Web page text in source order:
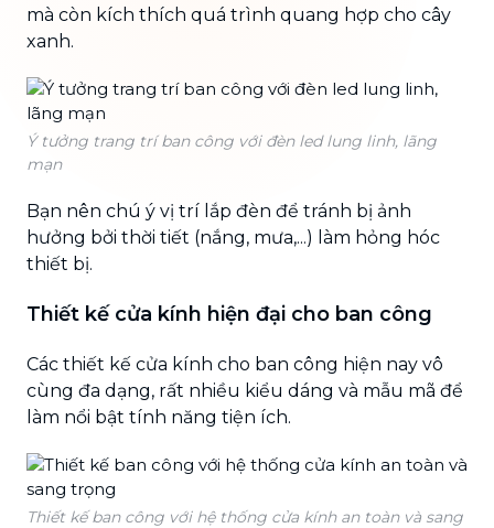
mà còn kích thích quá trình quang hợp cho cây
xanh.
Ý tưởng trang trí ban công với đèn led lung linh, lãng
mạn
Bạn nên chú ý vị trí lắp đèn để tránh bị ảnh
hưởng bởi thời tiết (nắng, mưa,...) làm hỏng hóc
thiết bị.
Thiết kế cửa kính hiện đại cho ban công
Các thiết kế cửa kính cho ban công hiện nay vô
cùng đa dạng, rất nhiều kiểu dáng và mẫu mã để
làm nổi bật tính năng tiện ích.
Thiết kế ban công với hệ thống cửa kính an toàn và sang